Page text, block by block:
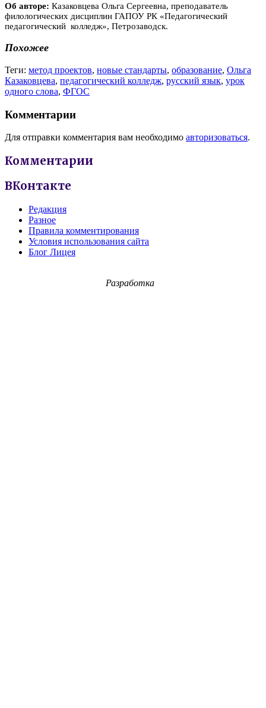
Об авторе: Казаковцева Ольга Сергеевна, преподаватель
филологических дисциплин ГАПОУ РК «Педагогический
педагогический колледж», Петрозаводск.
Похожее
Теги: метод проектов, новые стандарты, образование, Ольга
Казаковцева, педагогический колледж, русский язык, урок
одного слова, ФГОС
Комментарии
Для отправки комментария вам необходимо авторизоваться.
Комментарии
ВКонтакте
Редакция
Разное
Правила комментирования
Условия использования сайта
Блог Лицея
Разработка